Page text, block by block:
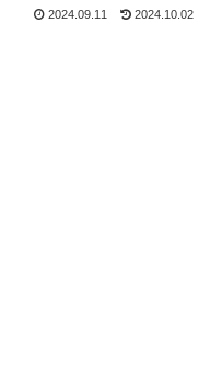
2024.09.11 2024.10.02